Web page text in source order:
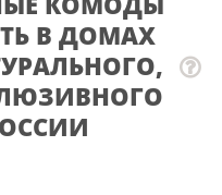
В ДОМАХ